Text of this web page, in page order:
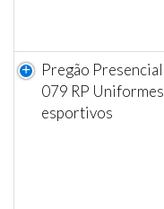
Pregão Presencial
079 RP Uniformes
esportivos